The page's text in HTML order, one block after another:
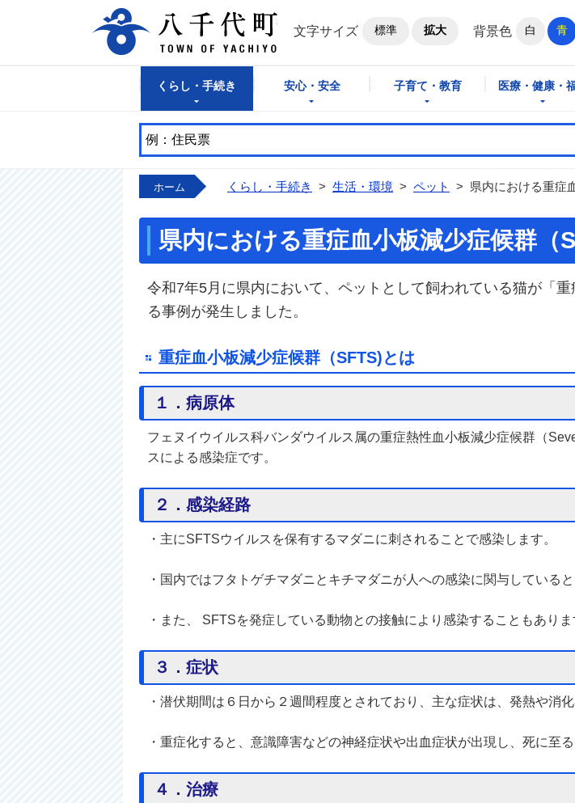
八千代町公式ホームページ
文字サイズ
標準 拡大 背景色 白 青
くらし・手続き 安心・安全 子育て・教育 医療・健康・
ホーム くらし・手続き > 生活・環境 > ペット > 県内における重症
県内における重症血小板減少症候群（
令和7年5月に県内において、ペットとして飼われている猫が「
る事例が発生しました。
重症血小板減少症候群（SFTS)とは
１．病原体
フェヌイウイルス科バンダウイルス属の重症熱性血小板減少症候群（
スによる感染症です。
２．感染経路
・主にSFTSウイルスを保有するマダニに刺されることで感染します。
・国内ではフタトゲチマダニとキチマダニが人への感染に関与していると
・また、 SFTSを発症している動物との接触により感染することもありま
３．症状
・潜伏期間は６日から２週間程度とされており、主な症状は、発熱や消
・重症化すると、意識障害などの神経症状や出血症状が出現し、死に至る
４．治療